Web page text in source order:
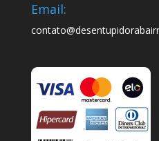
Email: